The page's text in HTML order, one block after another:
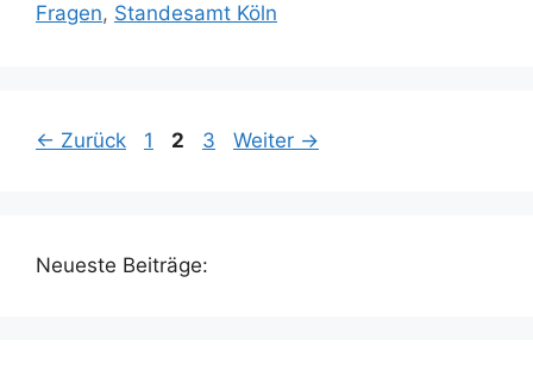
Fragen, Standesamt Köln
← Zurück Seite
1 Seite
2 Seite
3 Weiter →
Neueste Beiträge: